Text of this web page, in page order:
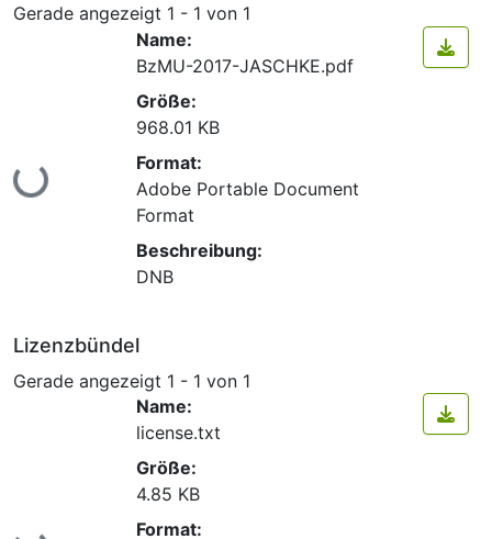
Gerade angezeigt 1 - 1 von 1
Lade...
Name:
BzMU-2017-JASCHKE.pdf
Größe:
968.01 KB
Format:
Adobe Portable Document
Format
Beschreibung:
DNB
Lizenzbündel
Gerade angezeigt 1 - 1 von 1
Name:
license.txt
Größe:
4.85 KB
Format: